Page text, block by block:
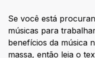
Se você está
músicas para
benefícios da música
massa, então leia o